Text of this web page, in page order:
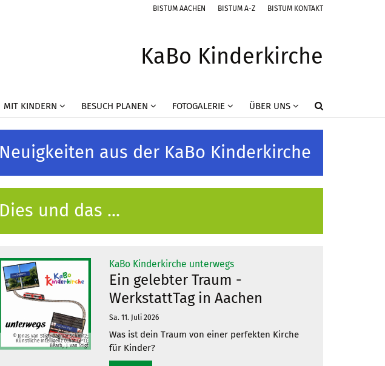
BISTUM AACHEN BISTUM A-Z BISTUM KONTAKT
KaBo Kinderkirche
MIT KINDERN BESUCH PLANEN FOTOGALERIE ÜBER UNS
Neuigkeiten aus der KaBo Kinderkirche
Dies und das ...
© Jonas van Stigt; Dagmar Schmitz;
Künstliche Intelligenz (Chat GPT);
Bearb,: J. van Stigt
KaBo Kinderkirche unterwegs:
Ein gelebter Traum -
WerkstattTag in Aachen
Sa. 11. Juli 2026
Was ist dein Traum von einer perfekten Kirche
für Kinder?